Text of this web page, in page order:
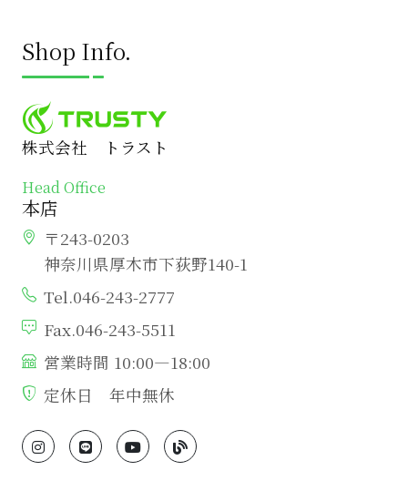
Shop Info.
株式会社 トラスト
Head Office
本店
〒243-0203
神奈川県厚木市下荻野140-1
Tel.046-243-2777
Fax.046-243-5511
営業時間 10:00―18:00
定休日 年中無休